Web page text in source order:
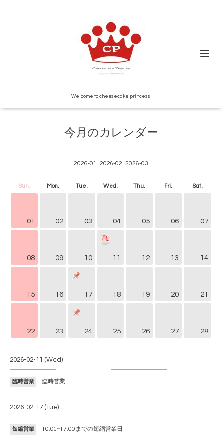
Welcome to cheesecake princess
今月のカレンダー
2026-01 2026-02 2026-03
Sun. Mon. Tue. Wed. Thu. Fri. Sat.
01 02 03 04 05 06 07
08 09 10 11 12 13 14
15 16 17 18 19 20 21
22 23 24 25 26 27 28
2026-02-11 (Wed)
臨時営業 臨時営業
2026-02-17 (Tue)
短縮営業 10:00~17:00までの短縮営業日